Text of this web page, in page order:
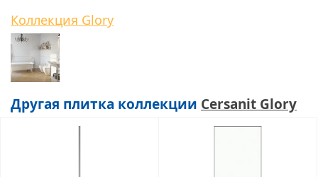
Коллекция Glory
Другая плитка коллекции Cersanit Glory